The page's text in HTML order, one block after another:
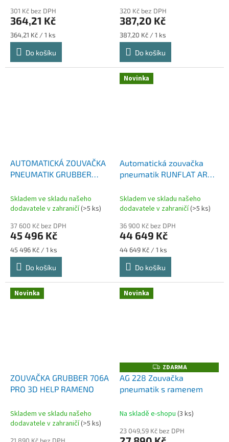
301 Kč bez DPH
364,21 Kč
Měrná
cena:
364,21 Kč / 1 ks
Do košíku
320 Kč bez DPH
387,20 Kč
Měrná
cena:
387,20 Kč / 1 ks
Do košíku
AUTOMATICKÁ ZOUVAČKA
PNEUMATIK GRUBBER
RAMENO RUN FLAT,
BEZDOTYKOVÉ)
Skladem ve skladu našeho
dodavatele v zahraničí(>5 ks)
37 600 Kč bez DPH
45 496 Kč
Měrná
cena:
45 496 Kč / 1 ks
Do košíku
Novinka
Automatická zouvačka
pneumatik RUNFLAT ARM
Magic finger
Skladem ve skladu našeho
dodavatele v zahraničí(>5 ks)
36 900 Kč bez DPH
44 649 Kč
Měrná
cena:
44 649 Kč / 1 ks
Do košíku
Novinka
ZOUVAČKA GRUBBER 706A
PRO 3D HELP RAMENO
Skladem ve skladu našeho
dodavatele v zahraničí(>5 ks)
21 890 Kč bez DPH
Novinka
Z
D
A
R
ZDARMA
AG 228 Zouvačka
pneumatik s ramenem
Na skladě e-shopu (3 ks)
23 049,59 Kč bez DPH